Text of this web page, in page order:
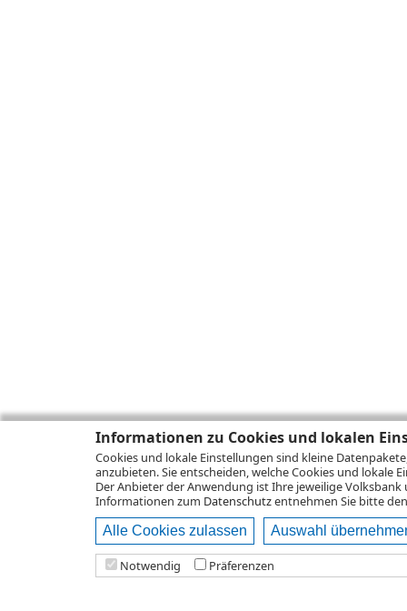
Informationen zu Cookies und lokalen
Cookies und lokale Einstellungen sind kleine
anzubieten. Sie entscheiden, welche Cookies und lokale
Der Anbieter der Anwendung ist Ihre jeweilige Volksbank
Informationen zum Datenschutzentnehmen Sie bitte
Alle Cookies zulassen Auswahl
Notwendig Präferenzen